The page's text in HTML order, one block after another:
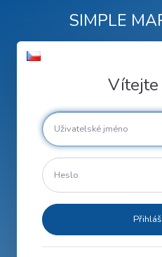
SIMPLE
Vítejte